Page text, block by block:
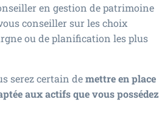
en gestion de patrimoine
conseiller sur les choix
ou de planification les plus
serez certain demettre en place
aux actifs que vous possédez